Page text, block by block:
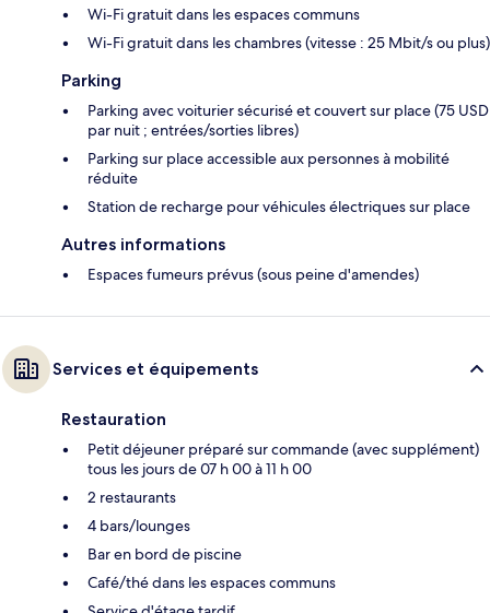
Wi-Fi gratuit dans les espaces communs
Wi-Fi gratuit dans les chambres (vitesse : 25 Mbit/s ou plus)
Parking
Parking avec voiturier sécurisé et couvert sur place (75 USD
par nuit ; entrées/sorties libres)
Parking sur place accessible aux personnes à mobilité
réduite
Station de recharge pour véhicules électriques sur place
Autres informations
Espaces fumeurs prévus (sous peine d'amendes)
Services et équipements
Restauration
Petit déjeuner préparé sur commande (avec supplément)
tous les jours de 07 h 00 à 11 h 00
2 restaurants
4 bars/lounges
Bar en bord de piscine
Café/thé dans les espaces communs